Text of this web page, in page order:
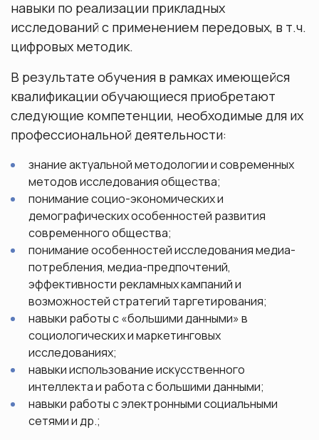
навыки по реализации прикладных
исследований с применением передовых, в т.ч.
цифровых методик.
В результате обучения в рамках имеющейся
квалификации обучающиеся приобретают
следующие компетенции, необходимые для их
профессиональной деятельности:
знание актуальной методологии и современных
методов исследования общества;
понимание социо-экономических и
демографических особенностей развития
современного общества;
понимание особенностей исследования медиа-
потребления, медиа-предпочтений,
эффективности рекламных кампаний и
возможностей стратегий таргетирования;
навыки работы с «большими данными» в
социологических и маркетинговых
исследованиях;
навыки использование искусственного
интеллекта и работа с большими данными;
навыки работы с электронными социальными
сетями и др.;